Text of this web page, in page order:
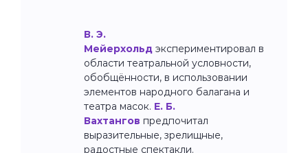
В. Э.
Мейерхольд экспериментировал в
области театральной условности,
обобщённости, в использовании
элементов народного балагана и
театра масок. Е. Б.
Вахтангов предпочитал
выразительные, зрелищные,
радостные спектакли.